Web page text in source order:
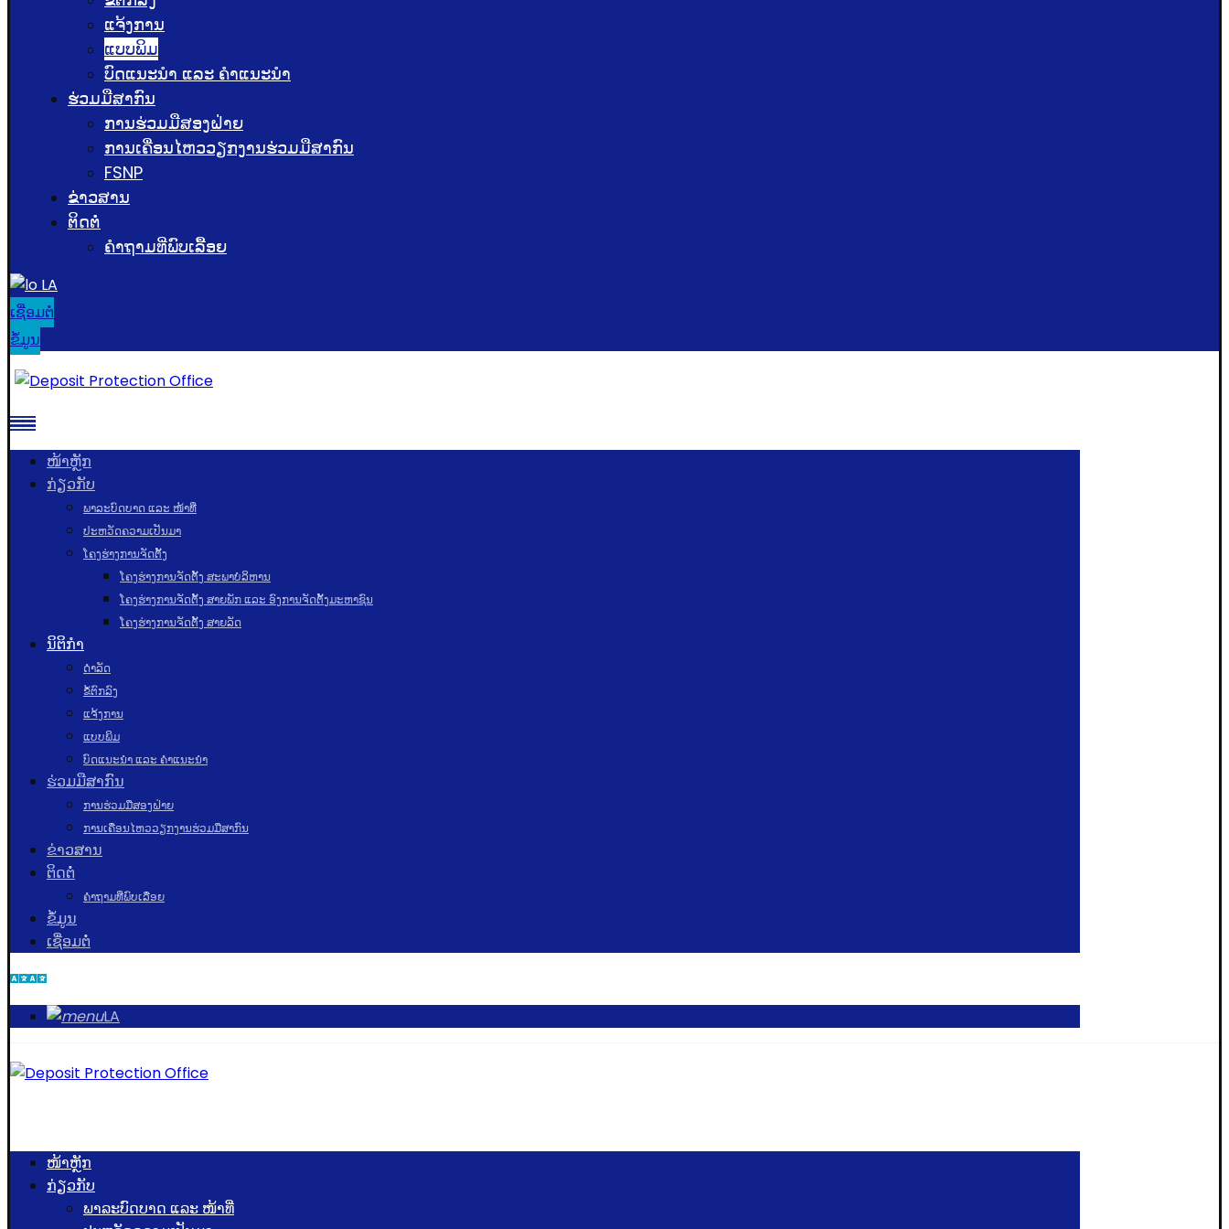
ແຈ້ງການ
ແບບພິມ
ບົດແນະນໍາ ແລະ ຄໍາແນະນໍາ
ຮ່ວມມືສາກົນ
ການຮ່ວມມືສອງຝ່າຍ
ການເຄື່ອນໄຫວວຽກງານຮ່ວມມືສາກົນ
FSNP
ຂ່າວສານ
ຕິດຕໍ່
ຄຳຖາມທີ່ພົບເລື້ອຍ
LA
ເຊື່ອມຕໍ່
ຂໍ້ມູນ
ໜ້າຫຼັກ
ກ່ຽວກັບ
ພາລະບົດບາດ ແລະ ໜ້າທີ່
ປະຫວັດຄວາມເປັນມາ
ໂຄງຮ່າງການຈັດຕັ້ງ
ໂຄງຮ່າງການຈັດຕັ້ງ ສະພາບໍລິຫານ
ໂຄງຮ່າງການຈັດຕັ້ງ ສາຍພັກ ແລະ ອົງການຈັດຕັ້ງມະຫາຊົນ
ໂຄງຮ່າງການຈັດຕັ້ງ ສາຍລັດ
ນິຕິກຳ
ດຳລັດ
ຂໍ້ຕົກລົງ
ແຈ້ງການ
ແບບພິມ
ບົດແນະນໍາ ແລະ ຄໍາແນະນໍາ
ຮ່ວມມືສາກົນ
ການຮ່ວມມືສອງຝ່າຍ
ການເຄື່ອນໄຫວວຽກງານຮ່ວມມືສາກົນ
ຂ່າວສານ
ຕິດຕໍ່
ຄຳຖາມທີ່ພົບເລື່ອຍ
ຂໍ້ມູນ
ເຊື່ອມຕໍ່
LA
ໜ້າຫຼັກ
ກ່ຽວກັບ
ພາລະບົດບາດ ແລະ ໜ້າທີ່